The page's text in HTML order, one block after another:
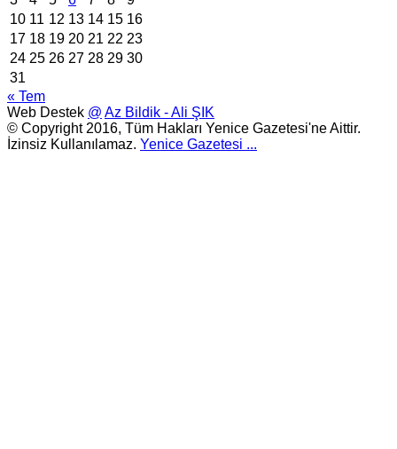
10 11 12 13 14 15 16
17 18 19 20 21 22 23
24 25 26 27 28 29 30
31
« Tem
Web Destek @ Az Bildik - Ali ŞIK
© Copyright 2016, Tüm Hakları Yenice Gazetesi'ne Aittir.
İzinsiz Kullanılamaz. Yenice Gazetesi ...